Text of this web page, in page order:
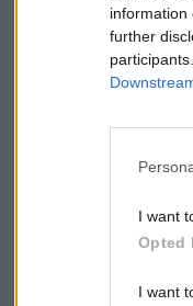
information
further
I want
Opted
I want